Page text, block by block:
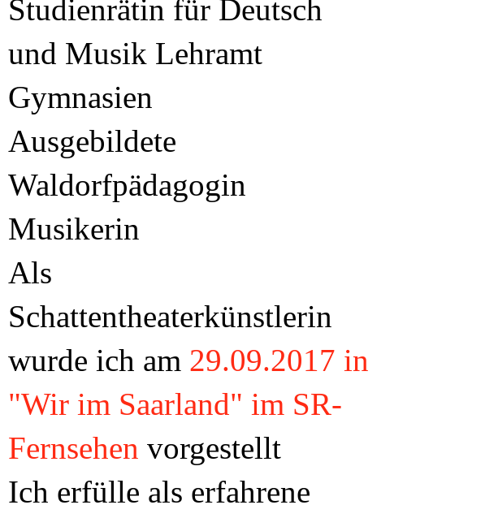
Studienrätin für Deutsch
und Musik Lehramt
Gymnasien
Ausgebildete
Waldorfpädagogin
Musikerin
Als
Schattentheaterkünstlerin
wurde ich am 29.09.2017 in
"Wir im Saarland" im SR-
Fernsehen vorgestellt
Ich erfülle als erfahrene